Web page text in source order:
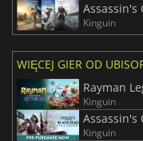
Assassin's
Kinguin
WIĘCEJ GIER OD
Rayman
Kinguin
Assassin's
Kinguin